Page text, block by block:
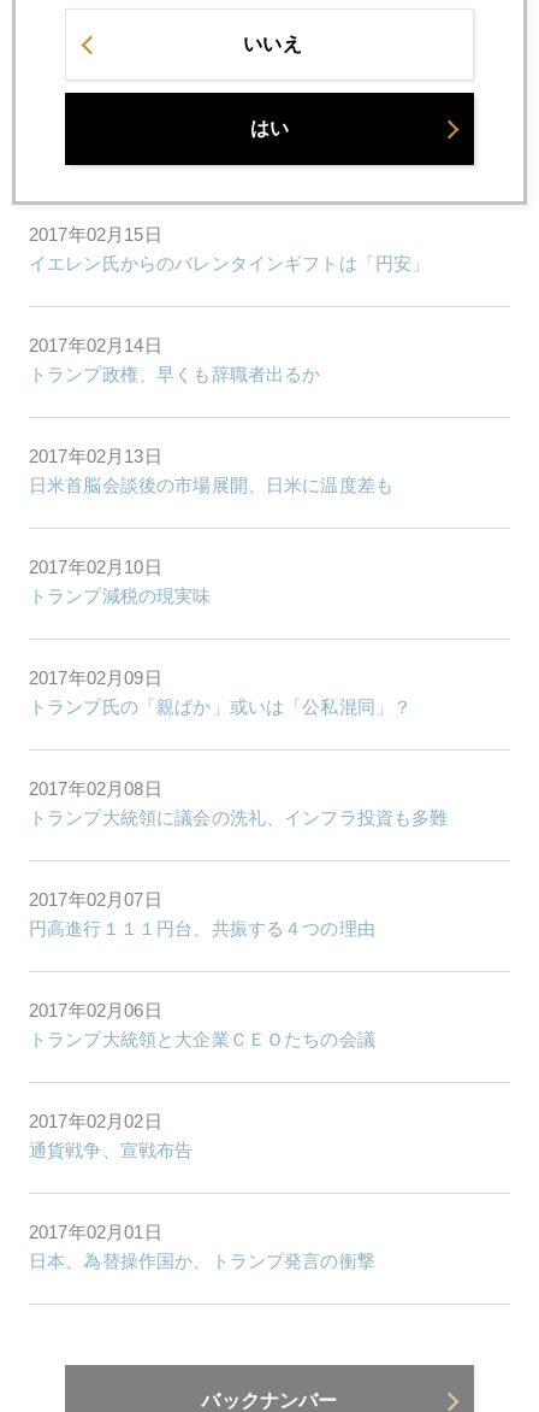
2017年02月17日
ＦＲＢ新理事候補は金本位制復帰論者
2017年02月15日
イエレン氏からのバレンタインギフトは「円安」
2017年02月14日
トランプ政権、早くも辞職者出るか
2017年02月13日
日米首脳会談後の市場展開、日米に温度差も
2017年02月10日
トランプ減税の現実味
2017年02月09日
トランプ氏の「親ばか」或いは「公私混同」？
2017年02月08日
トランプ大統領に議会の洗礼、インフラ投資も多難
2017年02月07日
円高進行１１１円台、共振する４つの理由
2017年02月06日
トランプ大統領と大企業ＣＥＯたちの会議
2017年02月02日
通貨戦争、宣戦布告
2017年02月01日
日本、為替操作国か、トランプ発言の衝撃
バックナンバー
いいえ
はい